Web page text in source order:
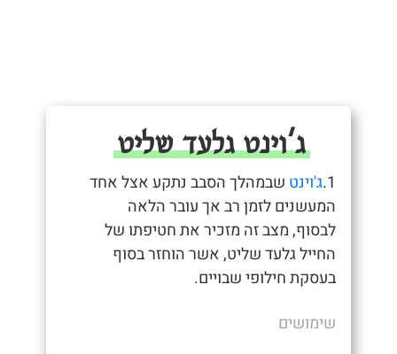
ג'וינט גלעד שליט
1. ג'וינט שבמהלך הסבב נתקע אצל אחד
המעשנים לזמן רב אך עובר הלאה
לבסוף, מצב זה מזכיר את חטיפתו של
החייל גלעד שליט, אשר הוחזר בסוף
בעסקת חילופי שבויים.
שימושים